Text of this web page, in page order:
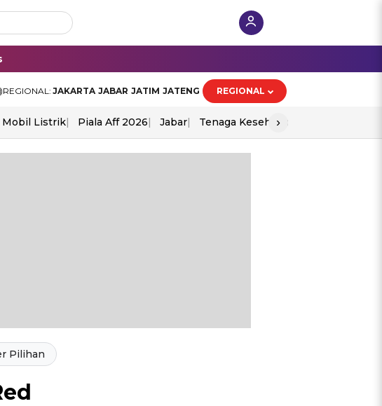
REGIONAL: JAKARTA JABAR JATIM JATENG REGIONAL
Mobil Listrik Piala Aff 2026 Jabar Tenaga Kesehatan
›
Pilihan